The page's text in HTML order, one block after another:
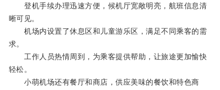
登机手续办理迅速方便，候机厅宽敞明亮，航班信息清
晰可见。
机场内设置了休息区和儿童游乐区，满足不同乘客的需
求。
工作人员热情周到，为乘客提供帮助，让旅途更加愉快
轻松。
小萌机场还有餐厅和商店，供应美味的餐饮和特色商